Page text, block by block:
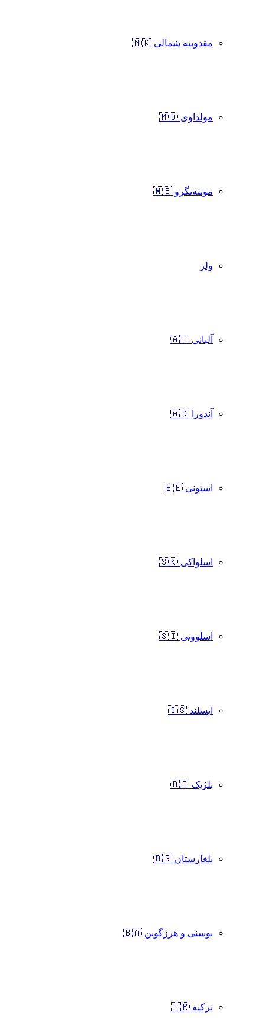
مقدونیه شمالی 🇲🇰
مولداوی 🇲🇩
مونته‌نگرو 🇲🇪
ولز
آلبانی 🇦🇱
آندورا 🇦🇩
استونی 🇪🇪
اسلواکی 🇸🇰
اسلوونی 🇸🇮
ایسلند 🇮🇸
بلژیک 🇧🇪
بلغارستان 🇧🇬
بوسنی و هرزگوین 🇧🇦
ترکیه 🇹🇷